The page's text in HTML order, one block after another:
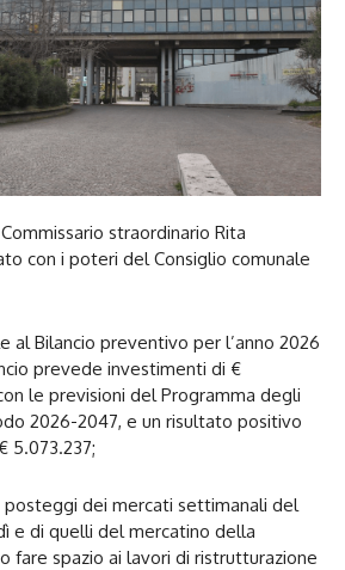
straordinario Rita
con i poteri del Consiglio comunale
al Bilancio preventivo per l’anno 2026
prevede investimenti di €
le previsioni del Programma degli
2026-2047, e un risultato positivo
5.073.237;
dei mercati settimanali del
e di quelli del mercatino della
fare spazio ai lavori di ristrutturazione